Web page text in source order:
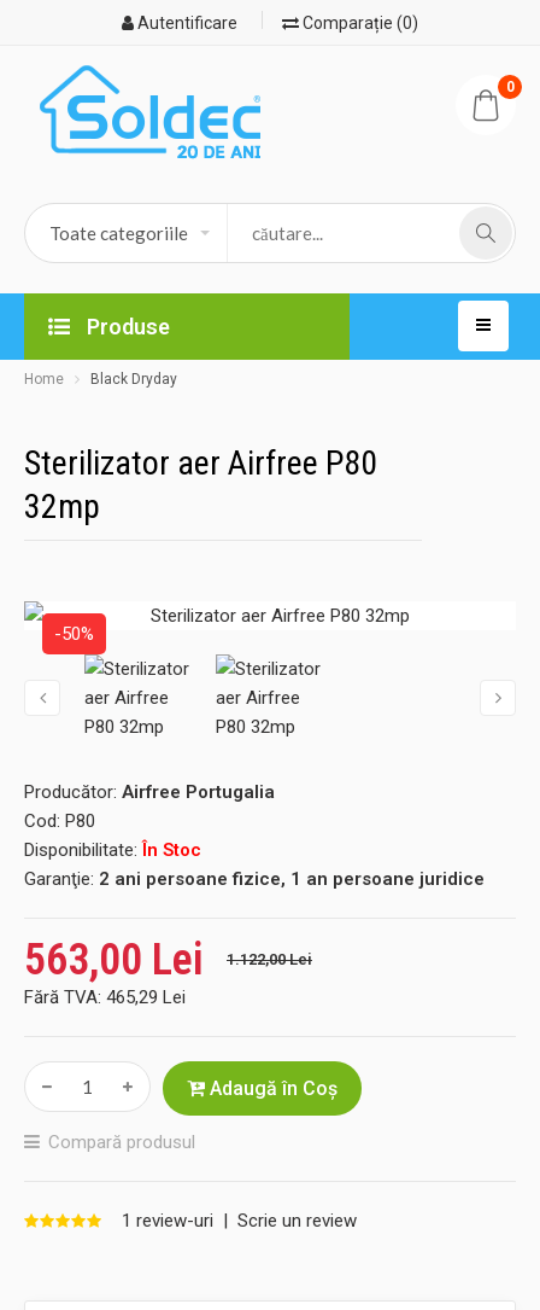
Autentificare Comparație (0)
0
Produse
Home Black Dryday
Sterilizator aer Airfree P80
32mp
-50%
Producător: Airfree Portugalia
Cod: P80
Disponibilitate: În Stoc
Garanţie: 2 ani persoane fizice, 1 an persoane juridice
563,00 Lei 1.122,00 Lei
Fără TVA: 465,29 Lei
Adaugă în Coş
Compară produsul
1 review-uri | Scrie un review